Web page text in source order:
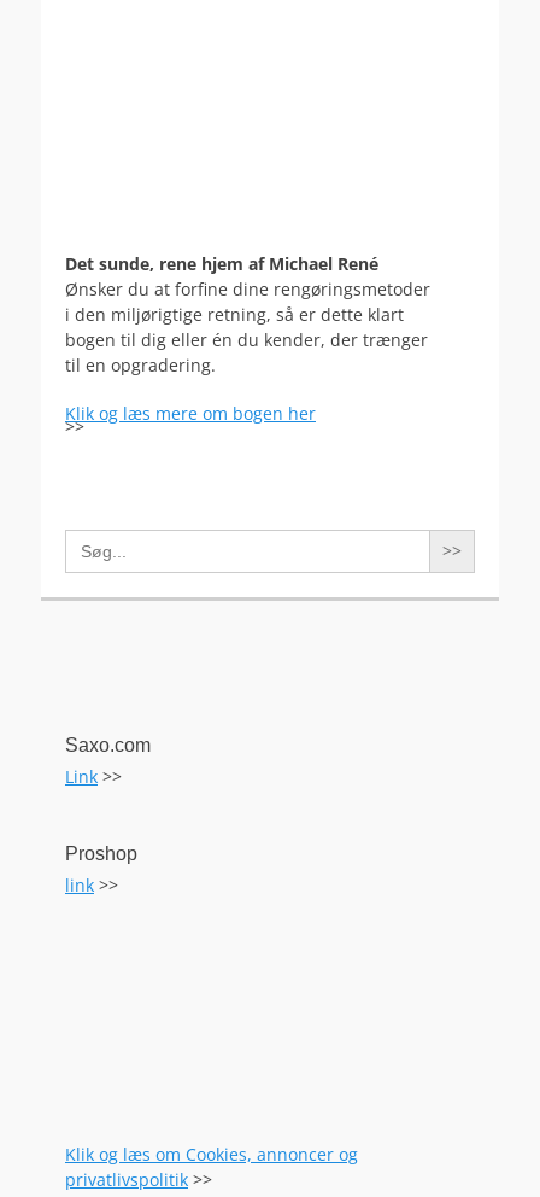
Det sunde, rene hjem af Michael René
Ønsker du at forfine dine rengøringsmetoder
i den miljørigtige retning, så er dette klart
bogen til dig eller én du kender, der trænger
til en opgradering.
Klik og læs mere om bogen her
>>
Search
for:
Saxo.com
Link >>
Proshop
link >>
Klik og læs om Cookies, annoncer og
privatlivspolitik >>